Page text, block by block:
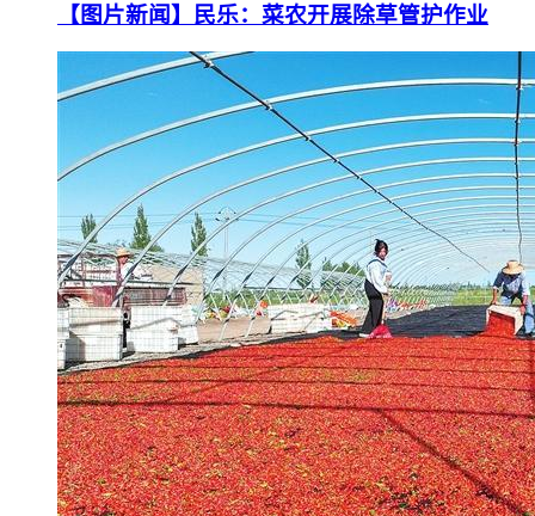
【图片新闻】民乐：菜农开展除草管护作业